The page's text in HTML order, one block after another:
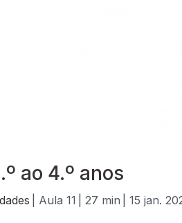
ao 4.º anos
| Aula 11 | 27 min | 15 jan.